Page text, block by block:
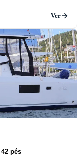
Ver
42 pés